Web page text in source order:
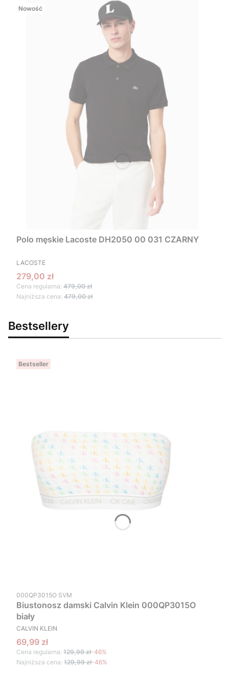
Nowość
Polo męskie Lacoste DH2050 00 031 CZARNY
PRODUCENT
LACOSTE
Cena promocyjna
279,00 zł
Cena regularna: 479,00 zł
Najniższa cena: 479,00 zł
Bestsellery
Bestseller
Kod produktu
000QP3015O SVM
Biustonosz damski Calvin Klein 000QP3015O
biały
PRODUCENT
CALVIN KLEIN
Cena promocyjna
69,99 zł
Cena regularna: 129,99 zł-46%
Najniższa cena: 129,99 zł-46%